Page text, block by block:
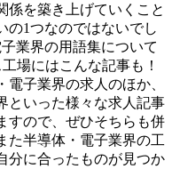
係を築き上げていくこと
の1つなのではないでし
業界の用語集について
場にはこんな記事も！
電子業界の求人のほか、
といった様々な求人記事
すので、ぜひそちらも併
た半導体・電子業界の工
分に合ったものが見つか